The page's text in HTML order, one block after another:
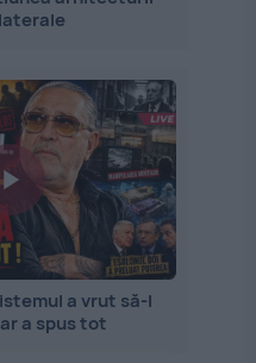
a vrut să-l
a spus tot